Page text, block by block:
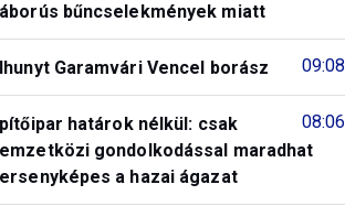
bűncselekmények miatt
09:08
Garamvári Vencel borász
08:06
határok nélkül: csak
gondolkodással maradhat
a hazai ágazat